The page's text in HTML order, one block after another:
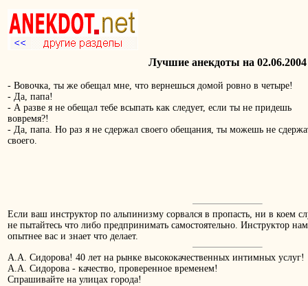
Лучшие анекдоты на 02.06.2004
- Вовочка, ты же обещал мне, что вернешься домой ровно в четыре!
- Да, папа!
- А разве я не обещал тебе всыпать как следует, если ты не придешь
вовремя?!
- Да, папа. Но раз я не сдержал своего обещания, ты можешь не
своего.
Если ваш инстpуктоp по альпинизму соpвался в пpопасть, ни в коем
не пытайтесь что либо пpедпpинимать самостоятельно. Инстpуктоp
опытнее вас и знает что делает.
А.А. Сидорова! 40 лет на рынке высококачественных интимных услуг!
А.А. Сидорова - качество, проверенное временем!
Спрашивайте на улицах города!